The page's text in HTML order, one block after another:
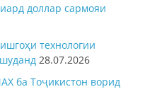
доллар сармояи
технологии
28.07.2026
ба Тоҷикистон ворид